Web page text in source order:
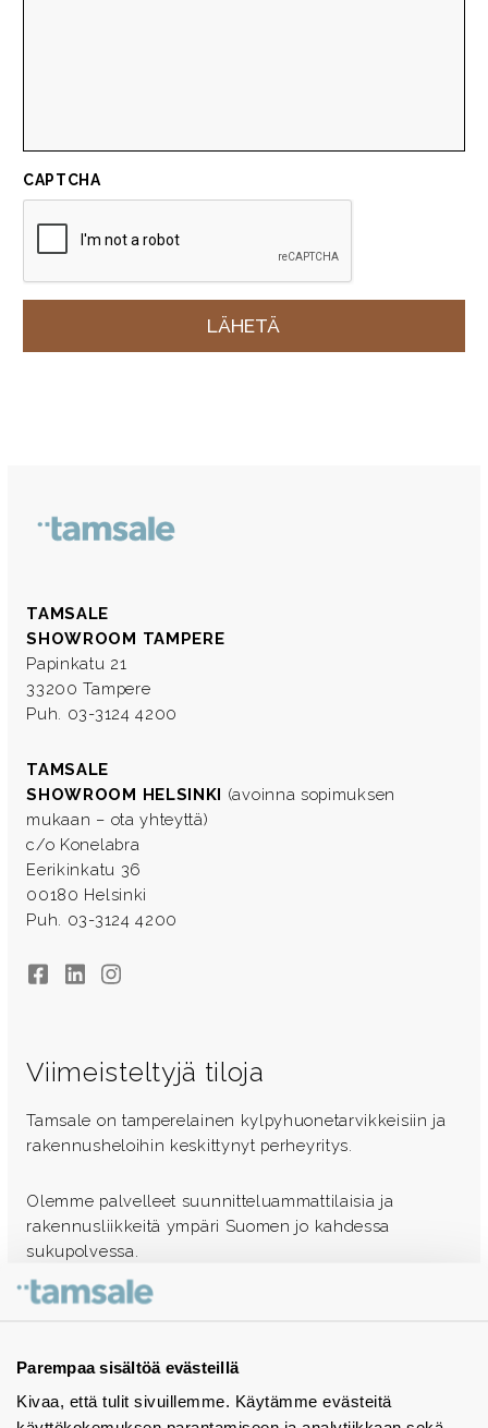
Parempaa sisältöä evästeillä
Kivaa, että tulit sivuillemme. Käytämme evästeitä
CAPTCHA
TAMSALE
SHOWROOM TAMPERE
Papinkatu 21
33200 Tampere
Puh. 03-3124 4200
TAMSALE
SHOWROOM HELSINKI (avoinna sopimuksen
mukaan – ota yhteyttä)
c/o Konelabra
Eerikinkatu 36
00180 Helsinki
Puh. 03-3124 4200
FacebookLinkedInInstagram
Viimeisteltyjä tiloja
Tamsale on tamperelainen kylpyhuonetarvikkeisiin ja
rakennusheloihin keskittynyt perheyritys.
Olemme palvelleet suunnitteluammattilaisia ja
rakennusliikkeitä ympäri Suomen jo kahdessa
sukupolvessa.
Ota yhteyttä - autamme mielellämme
Tuotekuvastot
Instagram